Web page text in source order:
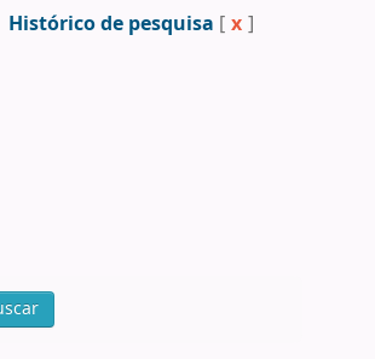
Histórico de pesquisa [ x ]